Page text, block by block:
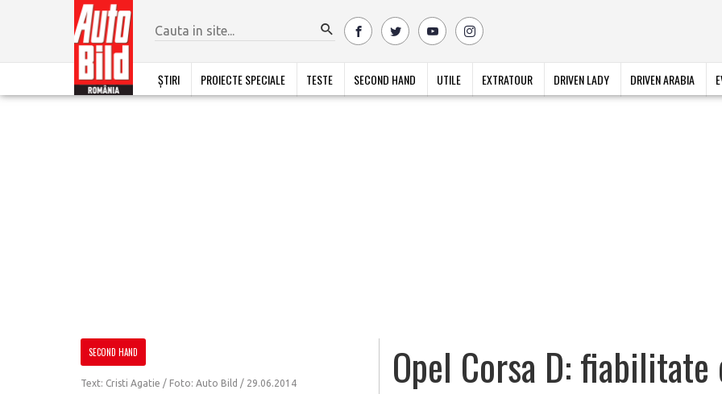
ȘTIRI PROIECTE SPECIALE TESTE SECOND HAND UTILE EXTRATOUR DRIVEN LADY DRIVEN ARABIA
SECOND HAND
Text: Cristi Agatie / Foto: Auto Bild / 29.06.2014 Opel Corsa D: